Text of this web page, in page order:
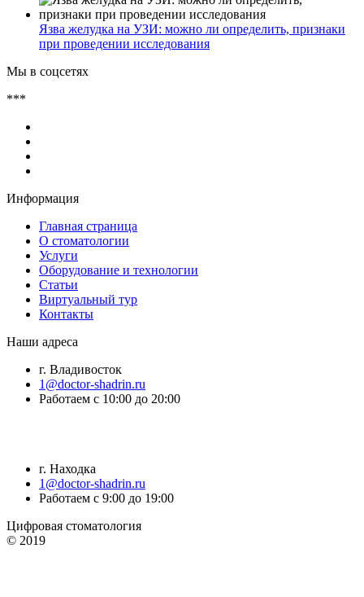
Язва желудка на УЗИ: можно ли определить, признаки
при проведении исследования
Мы в соцсетях
***
Информация
Главная страница
О стоматологии
Услуги
Оборудование и технологии
Статьи
Виртуальный тур
Контакты
Наши адреса
г. Владивосток
1@doctor-shadrin.ru
Работаем с 10:00 до 20:00
г. Находка
1@doctor-shadrin.ru
Работаем с 9:00 до 19:00
Цифровая стоматология
© 2019